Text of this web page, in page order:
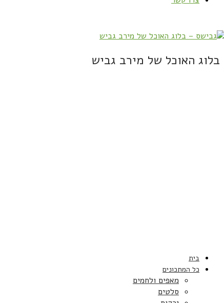
בלוג האוכל של מירב גביש
בית
כל המתכונים
מאפים ולחמים
סלטים